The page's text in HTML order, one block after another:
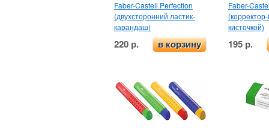
Faber-Castell Perfection
(двухсторонний ластик-
карандаш)
220 р. в корзину
Faber-
кисточкой)
195 р.